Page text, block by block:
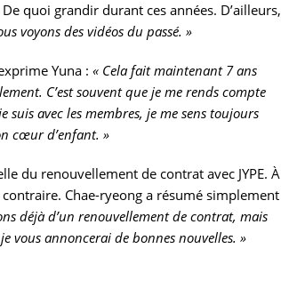
quoi grandir durant ces années. D’ailleurs,
voyons des vidéos du passé. »
Yuna : « Cela fait maintenant 7 ans
C’est souvent que je me rends compte
avec les membres, je me sens toujours
cœur d’enfant. »
du renouvellement de contrat avec JYPE. À
Chae-ryeong a résumé simplement
déjà d’un renouvellement de contrat, mais
vous annoncerai de bonnes nouvelles. »